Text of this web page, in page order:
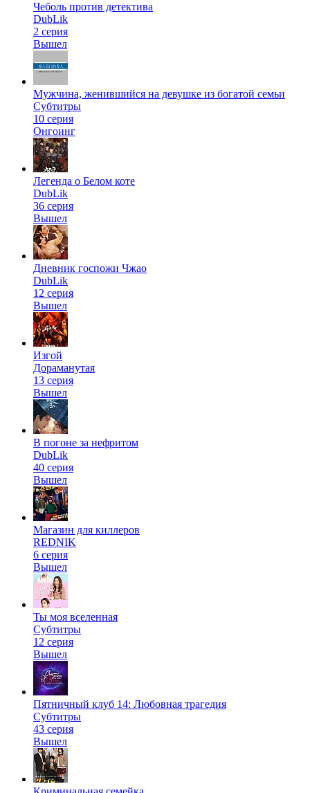
Чеболь против детектива
DubLik
2 серия
Вышел
Мужчина, женившийся на девушке из богатой семьи
Субтитры
10 серия
Онгоинг
Легенда о Белом коте
DubLik
36 серия
Вышел
Дневник госпожи Чжао
DubLik
12 серия
Вышел
Изгой
Дораманутая
13 серия
Вышел
В погоне за нефритом
DubLik
40 серия
Вышел
Магазин для киллеров
REDNIK
6 серия
Вышел
Ты моя вселенная
Субтитры
12 серия
Вышел
Пятничный клуб 14: Любовная трагедия
Субтитры
43 серия
Вышел